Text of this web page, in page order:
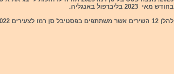
בחודש מאי 2023 בליברפול באנגליה.
להלן 12 השירים אשר משתתפים בפסטיבל סן רמו לצעירים 2022: